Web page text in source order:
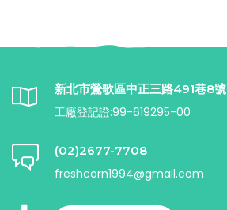
新北市鶯歌區中正三路491巷8號
工廠登記證:99-619295-00
(02)2677-7708
freshcorn1994@gmail.com